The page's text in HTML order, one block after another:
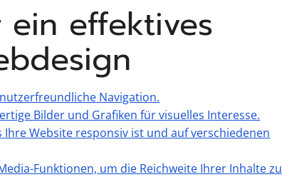
effektives
Navigation.
Bilder und Grafiken für visuelles Interesse.
Ihre Website responsiv ist und auf verschiedenen
Funktionen, um die Reichweite Ihrer Inhalte zu